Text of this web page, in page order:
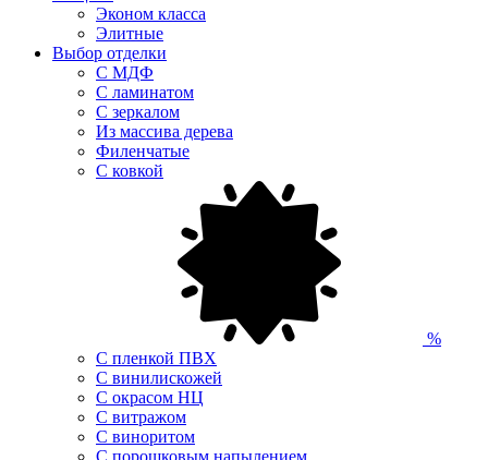
Эконом класса
Элитные
Выбор отделки
С МДФ
С ламинатом
С зеркалом
Из массива дерева
Филенчатые
С ковкой
%
С пленкой ПВХ
С винилискожей
С окрасом НЦ
С витражом
С виноритом
С порошковым напылением